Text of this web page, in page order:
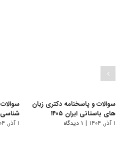
سوالات و پاسخنامه دکتری زبان
های باستانی ایران ۱۴۰۵
۱ آذر, ۱۴۰۴ | ۱ دیدگاه
شناسی ۱۴۰۵
۱ آذر, ۱۴۰۴